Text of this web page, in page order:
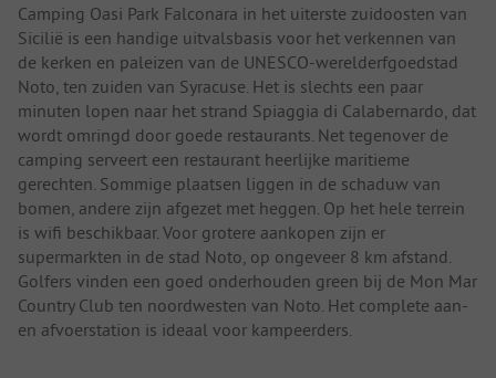
Camping Oasi Park Falconara in het uiterste zuidoosten van
Sicilië is een handige uitvalsbasis voor het verkennen van
de kerken en paleizen van de UNESCO-werelderfgoedstad
Noto, ten zuiden van Syracuse. Het is slechts een paar
minuten lopen naar het strand Spiaggia di Calabernardo, dat
wordt omringd door goede restaurants. Net tegenover de
camping serveert een restaurant heerlijke maritieme
gerechten. Sommige plaatsen liggen in de schaduw van
bomen, andere zijn afgezet met heggen. Op het hele terrein
is wifi beschikbaar. Voor grotere aankopen zijn er
supermarkten in de stad Noto, op ongeveer 8 km afstand.
Golfers vinden een goed onderhouden green bij de Mon Mar
Country Club ten noordwesten van Noto. Het complete aan-
en afvoerstation is ideaal voor kampeerders.